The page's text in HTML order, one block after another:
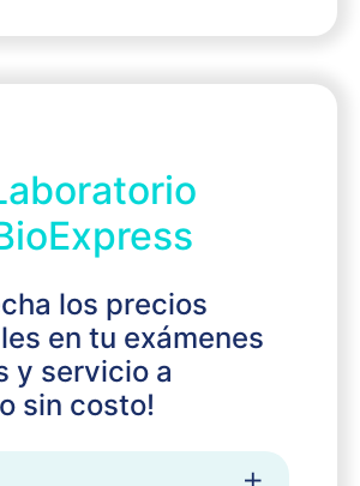
los precios
en tu exámenes
y servicio a
sin costo!